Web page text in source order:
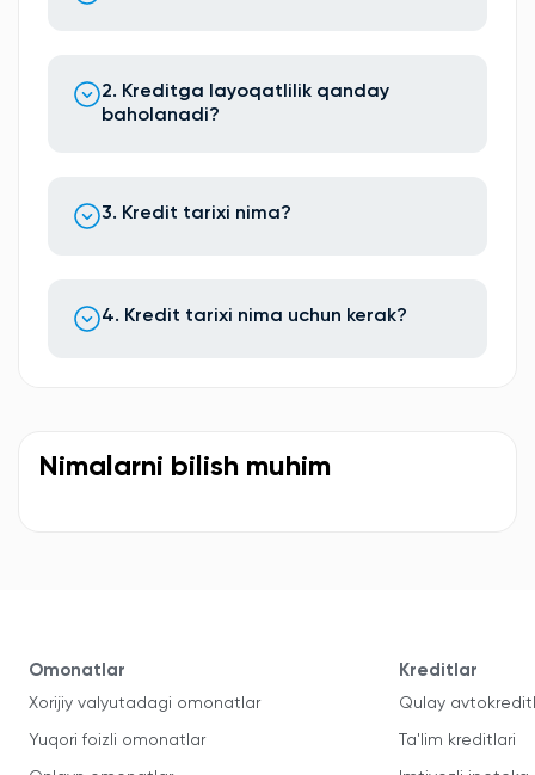
2. Kreditga layoqatlilik qanday
baholanadi?
3. Kredit tarixi nima?
4. Kredit tarixi nima uchun kerak?
Nimalarni bilish muhim
Omonatlar
Xorijiy valyutadagi omonatlar
Yuqori foizli omonatlar
Kreditlar
Qulay
Ta'lim kreditlari